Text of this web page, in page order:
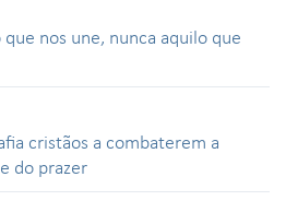
nos une, nunca aquilo que
cristãos a combaterem a
do prazer